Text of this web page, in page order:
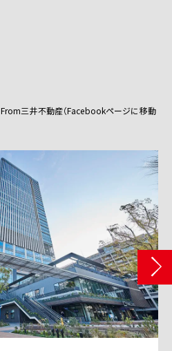
From三井不動産（Facebookページに移動